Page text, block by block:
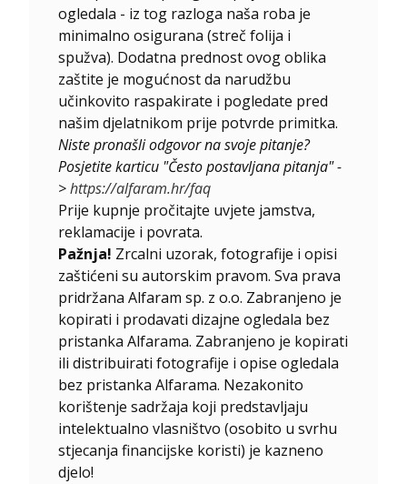
ogledala - iz tog razloga naša roba je
minimalno osigurana (streč folija i
spužva). Dodatna prednost ovog oblika
zaštite je mogućnost da narudžbu
učinkovito raspakirate i pogledate pred
našim djelatnikom prije potvrde primitka.
Niste pronašli odgovor na svoje pitanje?
Posjetite karticu "Često postavljana pitanja" -
>https://alfaram.hr/faq
Prije kupnje pročitajte uvjete jamstva,
reklamacije i povrata.
Pažnja! Zrcalni uzorak, fotografije i opisi
zaštićeni su autorskim pravom. Sva prava
pridržana Alfaram sp. z o.o. Zabranjeno je
kopirati i prodavati dizajne ogledala bez
pristanka Alfarama. Zabranjeno je kopirati
ili distribuirati fotografije i opise ogledala
bez pristanka Alfarama. Nezakonito
korištenje sadržaja koji predstavljaju
intelektualno vlasništvo (osobito u svrhu
stjecanja financijske koristi) je kazneno
djelo!